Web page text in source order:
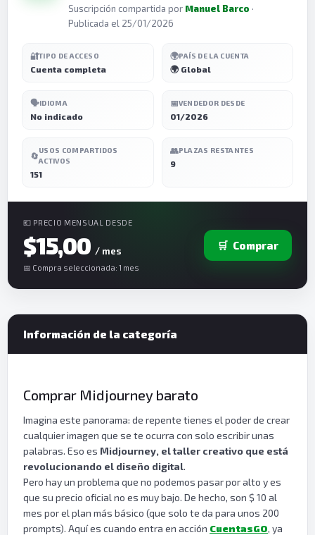
Suscripción compartida por Manuel Barco ·
Publicada el 25/01/2026
🔐TIPO DE ACCESO
Cuenta completa
🌍PAÍS DE LA CUENTA
🌍 Global
🗣️IDIOMA
No indicado
📅VENDEDOR DESDE
01/2026
🔄
USOS COMPARTIDOS
ACTIVOS
151
👥PLAZAS RESTANTES
9
💶 PRECIO MENSUAL DESDE
$15,00 / mes
📅 Compra seleccionada: 1 mes
🛒 Comprar
Información de la categoría
Comprar Midjourney barato
Imagina este panorama: de repente tienes el poder de crear
cualquier imagen que se te ocurra con solo escribir unas
palabras. Eso es Midjourney, el taller creativo que está
revolucionando el diseño digital.
Pero hay un problema que no podemos pasar por alto y es
que su precio oficial no es muy bajo. De hecho, son $ 10 al
mes por el plan más básico (que solo te da para unos 200
prompts). Aquí es cuando entra en acción CuentasGO, ya